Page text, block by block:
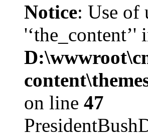
Notice: Use of
'‘the_content’'
on line 47